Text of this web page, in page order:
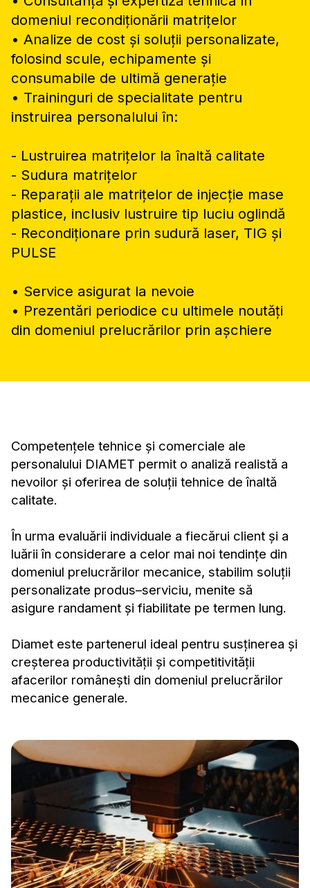
domeniul recondiționării matrițelor
• Analize de cost și soluții personalizate,
folosind scule, echipamente și
consumabile de ultimă generație
• Traininguri de specialitate pentru
instruirea personalului în:
- Lustruirea matrițelor la înaltă calitate
- Sudura matrițelor
- Reparații ale matrițelor de injecție mase
plastice, inclusiv lustruire tip luciu oglindă
- Recondiționare prin sudură laser, TIG și
PULSE
• Service asigurat la nevoie
• Prezentări periodice cu ultimele noutăți
din domeniul prelucrărilor prin așchiere
Competențele tehnice și comerciale ale
personalului DIAMET permit o analiză realistă a
nevoilor și oferirea de soluții tehnice de înaltă
calitate.
În urma evaluării individuale a fiecărui client și a
luării în considerare a celor mai noi tendințe din
domeniul prelucrărilor mecanice, stabilim soluții
personalizate produs–serviciu, menite să
asigure randament și fiabilitate pe termen lung.
Diamet este partenerul ideal pentru susținerea și
creșterea productivității și competitivității
afacerilor românești din domeniul prelucrărilor
mecanice generale.